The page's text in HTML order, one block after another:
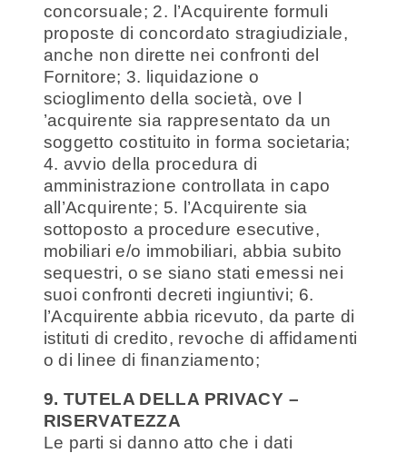
concorsuale; 2. l’Acquirente formuli
proposte di concordato stragiudiziale,
anche non dirette nei confronti del
Fornitore; 3. liquidazione o
scioglimento della società, ove l
’acquirente sia rappresentato da un
soggetto costituito in forma societaria;
4. avvio della procedura di
amministrazione controllata in capo
all’Acquirente; 5. l’Acquirente sia
sottoposto a procedure esecutive,
mobiliari e/o immobiliari, abbia subito
sequestri, o se siano stati emessi nei
suoi confronti decreti ingiuntivi; 6.
l’Acquirente abbia ricevuto, da parte di
istituti di credito, revoche di affidamenti
o di linee di finanziamento;
9. TUTELA DELLA PRIVACY –
RISERVATEZZA
Le parti si danno atto che i dati